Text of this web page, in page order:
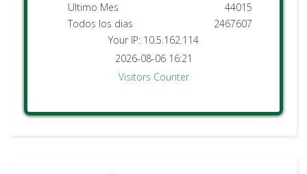
Ultimo Mes
Todos los dias
44015
2467607
Your IP: 10.5.162.114
2026-08-06 16:21
Visitors Counter